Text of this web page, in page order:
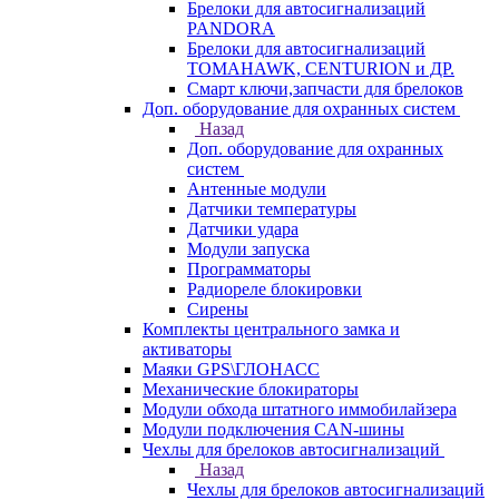
Брелоки для автосигнализаций
PANDORA
Брелоки для автосигнализаций
TOMAHAWK, CENTURION и ДР.
Смарт ключи,запчасти для брелоков
Доп. оборудование для охранных систем
Назад
Доп. оборудование для охранных
систем
Антенные модули
Датчики температуры
Датчики удара
Модули запуска
Программаторы
Радиореле блокировки
Сирены
Комплекты центрального замка и
активаторы
Маяки GPS\ГЛОНАСС
Механические блокираторы
Модули обхода штатного иммобилайзера
Модули подключения CAN-шины
Чехлы для брелоков автосигнализаций
Назад
Чехлы для брелоков автосигнализаций